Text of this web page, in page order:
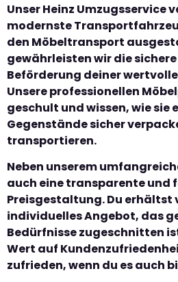
Unser Heinz Umzugsservice
modernste
den Möbeltransport
gewährleisten wir die
Beförderung deiner
Unsere professionellen
geschult und wissen, wie sie
Gegenstände sicher
transportieren.
Neben unserem
auch eine transparente und
Preisgestaltung. Du erhältst
individuelles Angebot, das
Bedürfnisse zugeschnitten
Wert auf
zufrieden, wenn du es auch